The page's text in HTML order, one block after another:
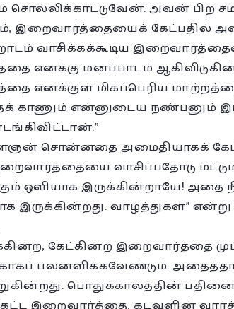
சொல்லிக்காட்டுவேன். அவன் பிற
இறைவார்த்தையைக் கேட்பதில்
வாசிக்கக்கூடிய
எனக்கு மனப்பாடம்
எனக்குள் மிகப்பெரிய
காணும் என்னுடைய நண்பனும்
சொன்னதை அமைதியாகக்
வாசிப்பதோடு
ஒளியாக இருக்கின்றாயே! அதை
இருக்கின்றது. வாழ்த்துகள்”
கேட்கின்ற இறைவார்த்தை
பலனளிக்கவேண்டும்.
பொதுக்காலத்தின்